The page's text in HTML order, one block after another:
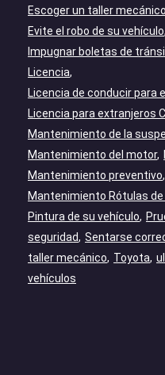
Escoger un taller
Evite el robo de su vehículo
Impugnar boletas de
Licencia
Licencia de conducir para
Licencia para extranjeros
Mantenimiento de la
Mantenimiento del motor
Mantenimiento preventivo
Mantenimiento Rótulas
Pintura de su vehículo
seguridad
Sentarse
taller mecánico
Toyota
vehículos